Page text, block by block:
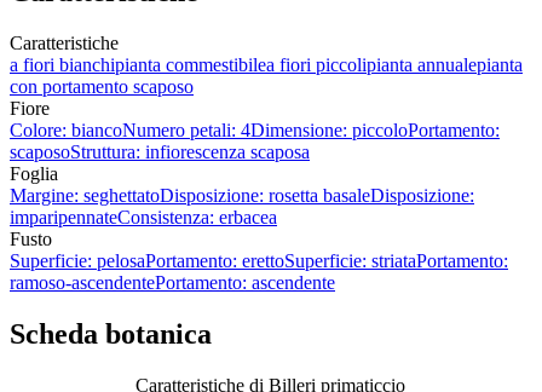
Caratteristiche
a fiori bianchipianta commestibilea fiori piccolipianta annualepianta
con portamento scaposo
Fiore
Colore: biancoNumero petali: 4Dimensione: piccoloPortamento:
scaposoStruttura: infiorescenza scaposa
Foglia
Margine: seghettatoDisposizione: rosetta basaleDisposizione:
imparipennateConsistenza: erbacea
Fusto
Superficie: pelosaPortamento: erettoSuperficie: striataPortamento:
ramoso-ascendentePortamento: ascendente
Scheda botanica
Caratteristiche di Billeri primaticcio